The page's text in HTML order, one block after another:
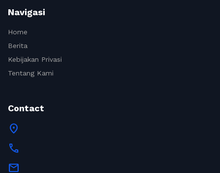
Navigasi
Home
Berita
Kebijakan Privasi
Tentang Kami
Contact
location_on
call
mail